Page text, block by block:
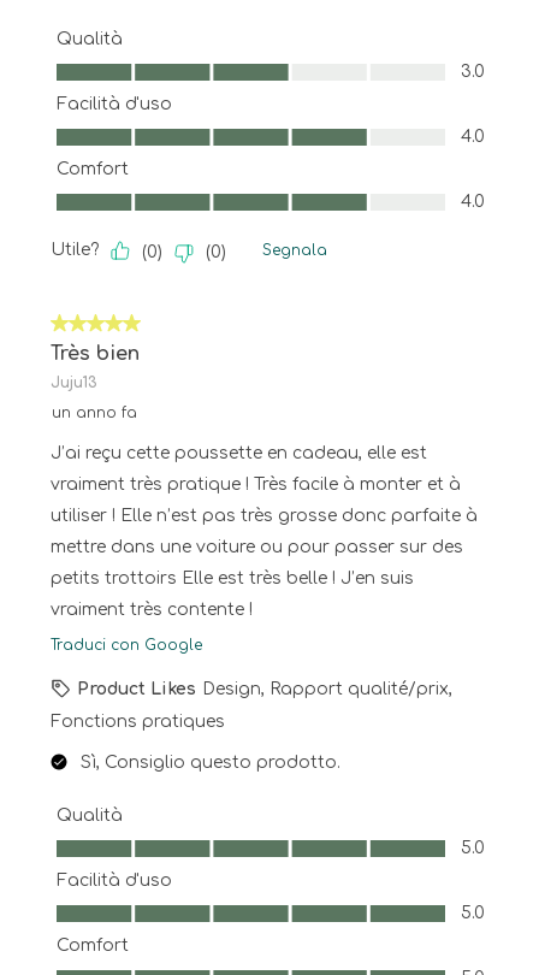
Qualità
Qualità, 3.0 su 5
3.0
Facilità d'uso
Facilità d'uso, 4.0 su 5
4.0
Comfort
Comfort, 4.0 su 5
4.0
Utile? (0) (0) Segnala
5 su 5 stelle.
Très bien
Juju13
un anno fa
J’ai reçu cette poussette en cadeau, elle est
vraiment très pratique ! Très facile à monter et à
utiliser ! Elle n’est pas très grosse donc parfaite à
mettre dans une voiture ou pour passer sur des
petits trottoirs Elle est très belle ! J’en suis
vraiment très contente !
Traduci con Google
Product Likes
Design, Rapport qualité/prix,
Fonctions pratiques
Sì, Consiglio questo prodotto.
Qualità
Qualità, 5.0 su 5
5.0
Facilità d'uso
Facilità d'uso, 5.0 su 5
5.0
Comfort
Comfort, 5.0 su 5